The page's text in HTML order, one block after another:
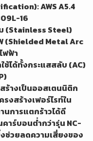
AWS A5.4
16
ม (Stainless Steel)
(Shielded Metal Arc
ฟฟ้า
ช้ได้ทั้งกระแสสลับ (AC)
ร้างเป็นออสเตนนิติก
งสร้างเฟอร์ไรท์ใน
นการแตกร้าวได้ดี
าร์บอนต่ำกว่ารุ่น NC-
ช่วยลดความเสี่ยงของ